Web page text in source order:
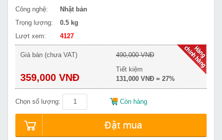
Công nghệ:
Nhật bản
Trọng lượng:
0.5 kg
Lượt xem:
4127
Giá bán (chưa VAT)
359,000 VNĐ
490,000 VNĐ
Tiết kiệm
131,000 VNĐ = 27%
Chọn số lượng: Còn hàng
Đặt mua